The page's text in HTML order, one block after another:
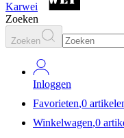
Karwei
Zoeken
Zoeken
Inloggen
Favorieten,0
Winkelwagen,0